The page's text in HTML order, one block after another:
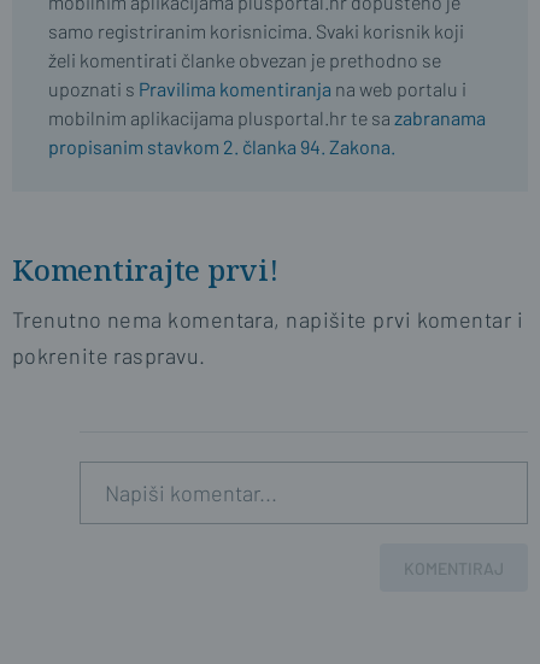
samo registriranim korisnicima. Svaki korisnik koji
želi komentirati članke obvezan je prethodno se
upoznati s Pravilima komentiranja na web portalu i
mobilnim aplikacijama plusportal.hr te sa zabranama
propisanim stavkom 2. članka 94. Zakona.
Komentirajte prvi!
Trenutno nema komentara, napišite prvi komentar i
pokrenite raspravu.
KOMENTIRAJ